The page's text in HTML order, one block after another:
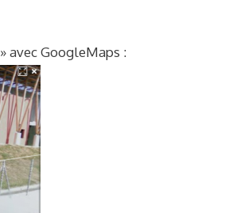
» avec GoogleMaps :